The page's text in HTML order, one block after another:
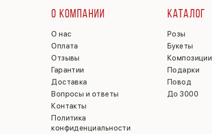
О КОМПАНИИ
О нас
Оплата
Отзывы
Гарантии
Доставка
Вопросы и ответы
Контакты
Политика
конфиденциальности
КАТАЛОГ
Розы
Букеты
Композиции
Подарки
Повод
До 3000